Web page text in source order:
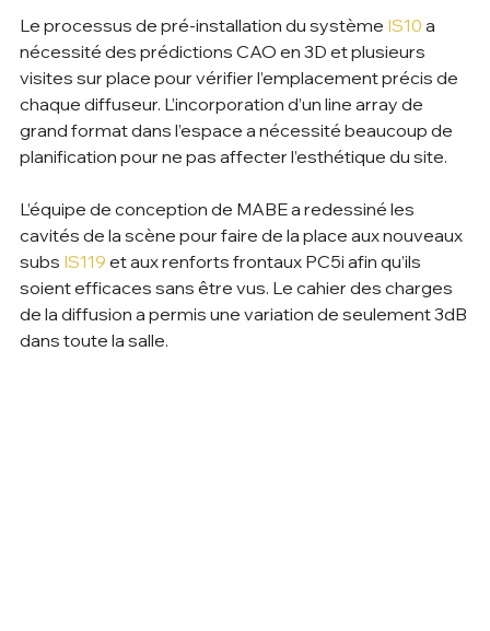
Le processus de pré-installation du système IS10 a
nécessité des prédictions CAO en 3D et plusieurs
visites sur place pour vérifier l’emplacement précis de
chaque diffuseur. L’incorporation d’un line array de
grand format dans l’espace a nécessité beaucoup de
planification pour ne pas affecter l’esthétique du site.
L’équipe de conception de MABE a redessiné les
cavités de la scène pour faire de la place aux nouveaux
subs IS119 et aux renforts frontaux PC5i afin qu’ils
soient efficaces sans être vus. Le cahier des charges
de la diffusion a permis une variation de seulement 3dB
dans toute la salle.